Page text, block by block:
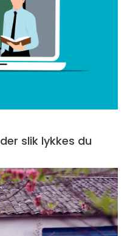
Fagprøve helsefagarbeider slik lykkes du